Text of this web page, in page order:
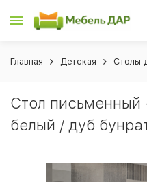
Главная Детская Столы
Стол письменный
белый / дуб